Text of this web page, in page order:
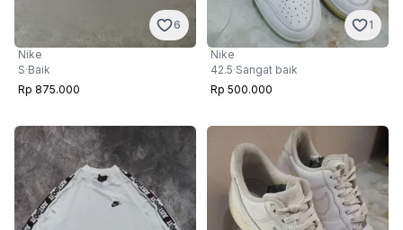
6
Nike
S·Baik
Rp 875.000
1
Nike
42.5·Sangat baik
Rp 500.000